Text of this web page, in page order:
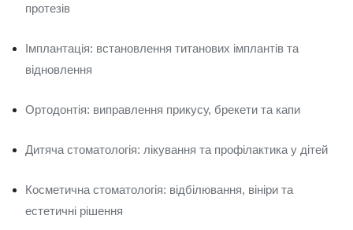
протезів
Імплантація: встановлення титанових імплантів та
відновлення
Ортодонтія: виправлення прикусу, брекети та капи
Дитяча стоматологія: лікування та профілактика у дітей
Косметична стоматологія: відбілювання, вініри та
естетичні рішення